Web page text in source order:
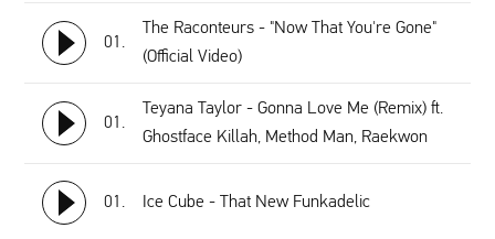
01.
The Raconteurs - "Now That You're Gone"
(Official Video)
01.
Teyana Taylor - Gonna Love Me (Remix) ft.
Ghostface Killah, Method Man, Raekwon
01. Ice Cube - That New Funkadelic